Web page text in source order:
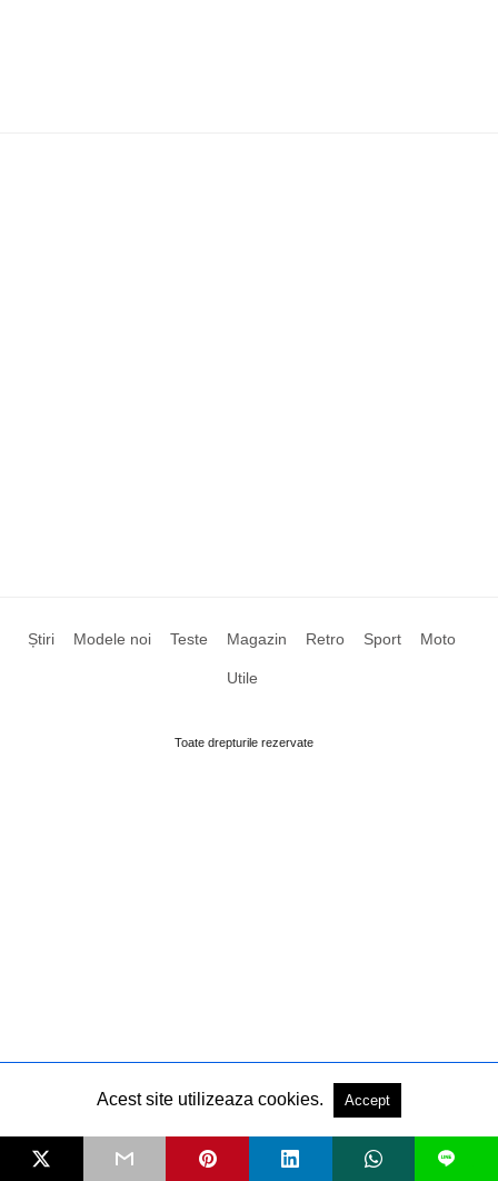
Știri Modele noi Teste Magazin Retro Sport Moto
Utile
Toate drepturile rezervate
Acest site utilizeaza cookies. Accept